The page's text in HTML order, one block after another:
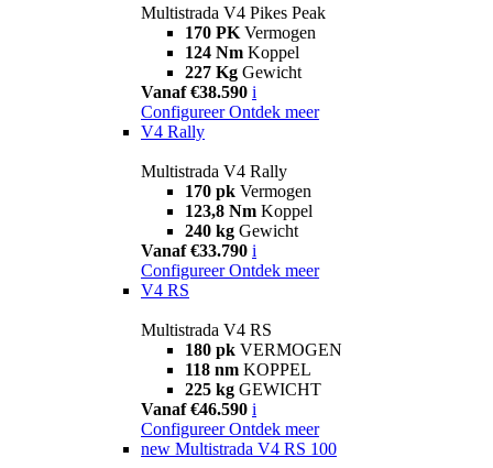
Multistrada V4 Pikes Peak
170 PK Vermogen
124 Nm Koppel
227 Kg Gewicht
Vanaf €38.590 i
Configureer Ontdek meer
V4 Rally
Multistrada V4 Rally
170 pk Vermogen
123,8 Nm Koppel
240 kg Gewicht
Vanaf €33.790 i
Configureer Ontdek meer
V4 RS
Multistrada V4 RS
180 pk VERMOGEN
118 nm KOPPEL
225 kg GEWICHT
Vanaf €46.590 i
Configureer Ontdek meer
new Multistrada V4 RS 100